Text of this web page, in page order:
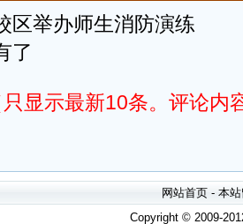
区举办师生消防演练
了
只显示最新10条。评论
网站首页- 本
Copyright © 2009-